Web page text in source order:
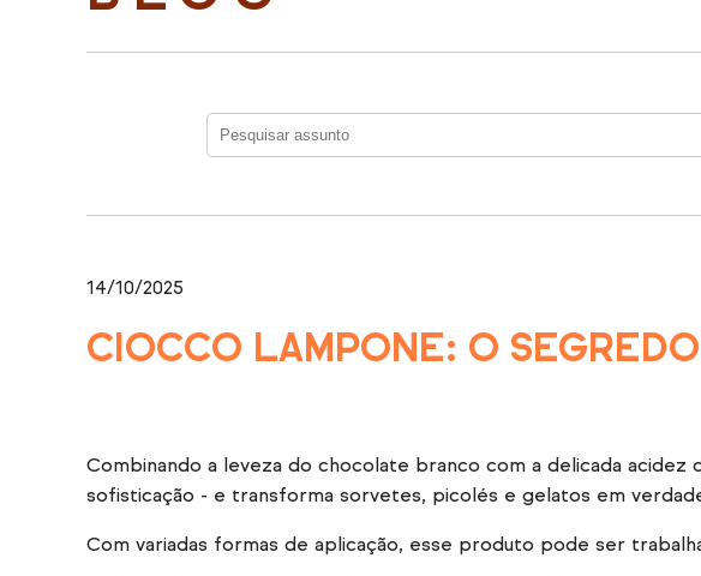
14/10/2025
CIOCCO LAMPONE: O
Combinando a leveza do chocolate branco com a delicada
sofisticação - e transforma sorvetes, picolés e gelatos em
Com variadas formas de aplicação, esse produto pode ser